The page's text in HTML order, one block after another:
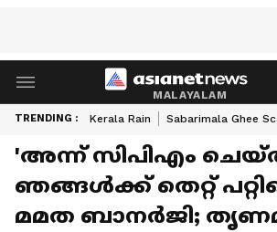
MALAYALAM
TRENDING : Kerala Rain Sabarimala Ghee
'അന്ന് സിപിഎം
ഞങ്ങൾക്ക് തെറ്റ്
മമത ബാനർജി;